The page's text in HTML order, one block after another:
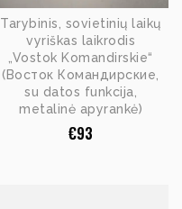
Tarybinis, sovietinių laikų
vyriškas laikrodis
„Vostok Komandirskie“
(Восток Командирские,
su datos funkcija,
metalinė apyrankė)
€93